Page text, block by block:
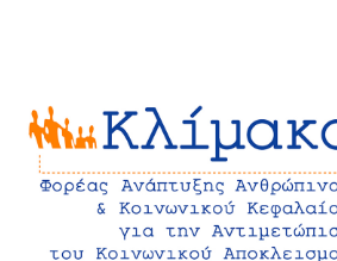
We use cookies to